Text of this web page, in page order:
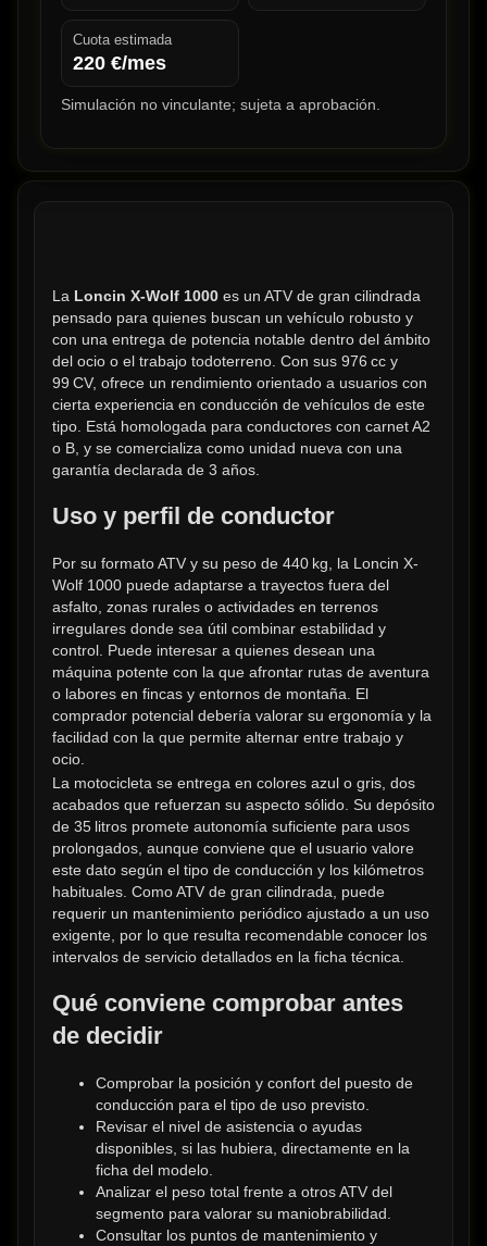
Cuota estimada
220 €/mes
Simulación no vinculante; sujeta a aprobación.
La Loncin X-Wolf 1000 es un ATV de gran cilindrada
pensado para quienes buscan un vehículo robusto y
con una entrega de potencia notable dentro del ámbito
del ocio o el trabajo todoterreno. Con sus 976 cc y
99 CV, ofrece un rendimiento orientado a usuarios con
cierta experiencia en conducción de vehículos de este
tipo. Está homologada para conductores con carnet A2
o B, y se comercializa como unidad nueva con una
garantía declarada de 3 años.
Uso y perfil de conductor
Por su formato ATV y su peso de 440 kg, la Loncin X-
Wolf 1000 puede adaptarse a trayectos fuera del
asfalto, zonas rurales o actividades en terrenos
irregulares donde sea útil combinar estabilidad y
control. Puede interesar a quienes desean una
máquina potente con la que afrontar rutas de aventura
o labores en fincas y entornos de montaña. El
comprador potencial debería valorar su ergonomía y la
facilidad con la que permite alternar entre trabajo y
ocio.
La motocicleta se entrega en colores azul o gris, dos
acabados que refuerzan su aspecto sólido. Su depósito
de 35 litros promete autonomía suficiente para usos
prolongados, aunque conviene que el usuario valore
este dato según el tipo de conducción y los kilómetros
habituales. Como ATV de gran cilindrada, puede
requerir un mantenimiento periódico ajustado a un uso
exigente, por lo que resulta recomendable conocer los
intervalos de servicio detallados en la ficha técnica.
Qué conviene comprobar antes
de decidir
Comprobar la posición y confort del puesto de
conducción para el tipo de uso previsto.
Revisar el nivel de asistencia o ayudas
disponibles, si las hubiera, directamente en la
ficha del modelo.
Analizar el peso total frente a otros ATV del
segmento para valorar su maniobrabilidad.
Consultar los puntos de mantenimiento y